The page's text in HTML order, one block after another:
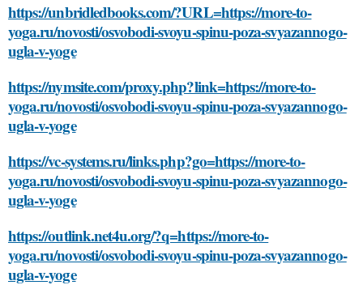
https://unbridledbooks.com/?URL=https://more-to-
yoga.ru/novosti/osvobodi-svoyu-spinu-poza-svyazannogo-
ugla-v-yoge
https://nymsite.com/proxy.php?link=https://more-to-
yoga.ru/novosti/osvobodi-svoyu-spinu-poza-svyazannogo-
ugla-v-yoge
https://vc-systems.ru/links.php?go=https://more-to-
yoga.ru/novosti/osvobodi-svoyu-spinu-poza-svyazannogo-
ugla-v-yoge
https://outlink.net4u.org/?q=https://more-to-
yoga.ru/novosti/osvobodi-svoyu-spinu-poza-svyazannogo-
ugla-v-yoge